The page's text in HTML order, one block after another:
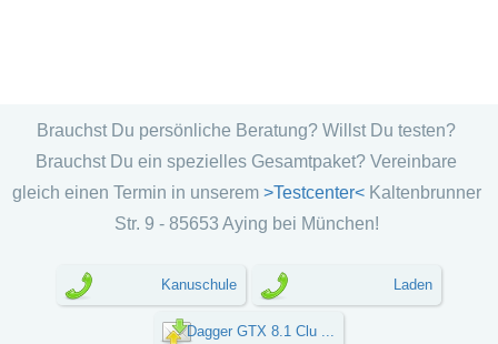
Brauchst Du persönliche Beratung? Willst Du testen?
Brauchst Du ein spezielles Gesamtpaket? Vereinbare
gleich einen Termin in unserem>Testcenter< Kaltenbrunner
Str. 9 - 85653 Aying bei München!
Kanuschule Laden
Dagger GTX 8.1 Clu ...